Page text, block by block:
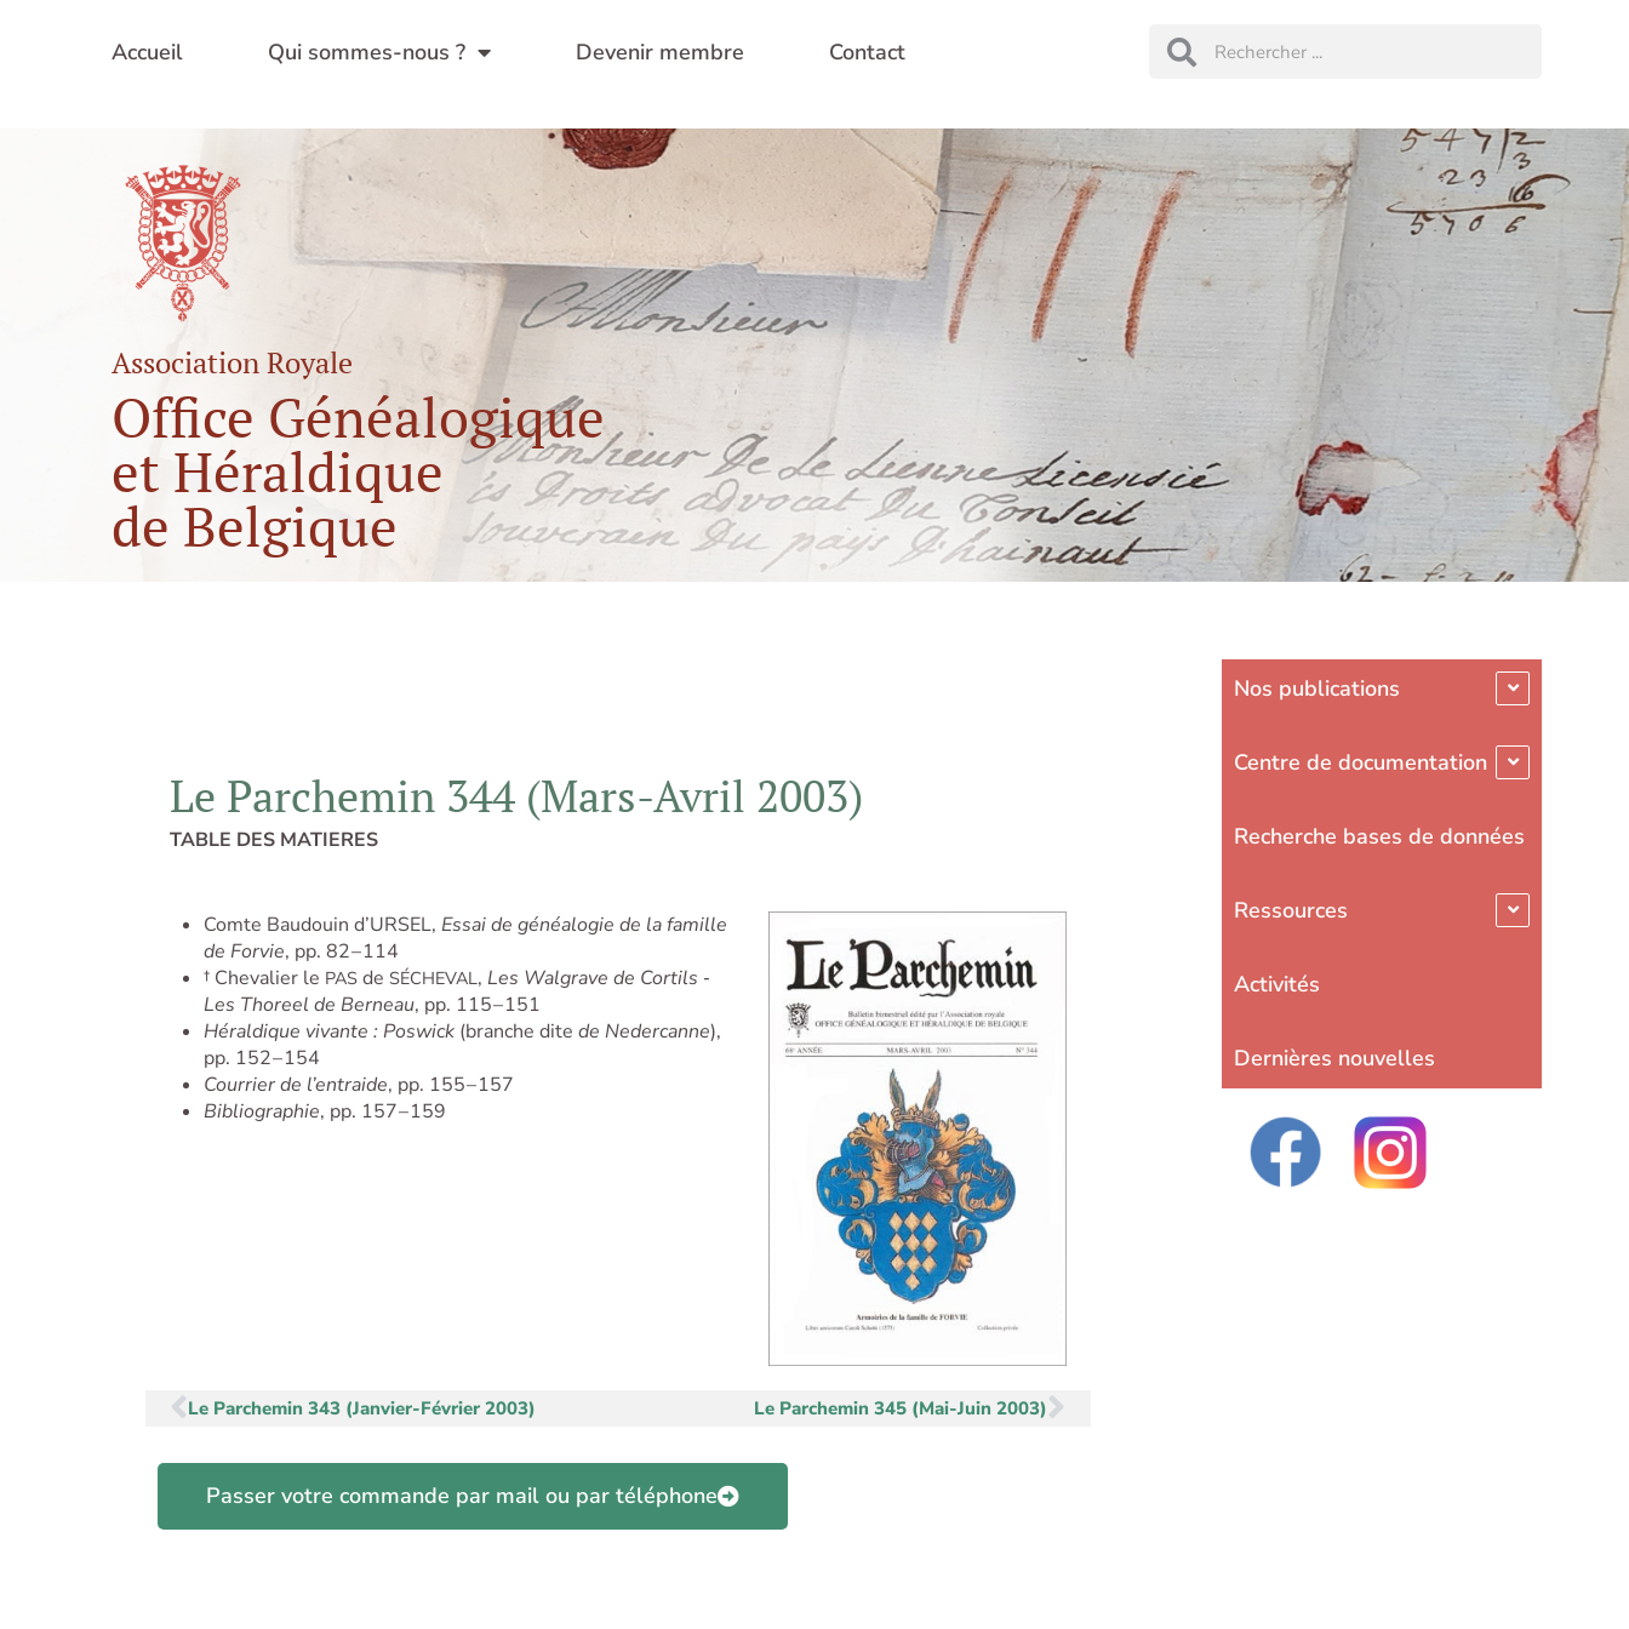
Accueil Qui sommes-nous ? Devenir membre Contact
RechercherRechercher
Association Royale
Office Généalogique
et Héraldique
de Belgique
Le Parchemin 344 (Mars-Avril 2003)
TABLE DES MATIERES
Comte Baudouin d’URSEL, Essai de généalogie de la famille
de Forvie, pp. 82 – 114
† Chevalier le PAS de SÉCHEVAL, Les Walgrave de Cortils ‑
Les Thoreel de Berneau, pp. 115 – 151
Héraldique vivante : Poswick (branche dite de Nedercanne),
pp. 152 – 154
Courrier de l’entraide, pp. 155 – 157
Bibliographie, pp. 157 – 159
Précédent
Le Parchemin 343 (Janvier-Février 2003) Le Parchemin 345 (Mai-Juin 2003)Suivant
Passer votre commande par mail ou par téléphone
Nos publications
Centre de documentation
Recherche bases de données
Ressources
Activités
Dernières nouvelles